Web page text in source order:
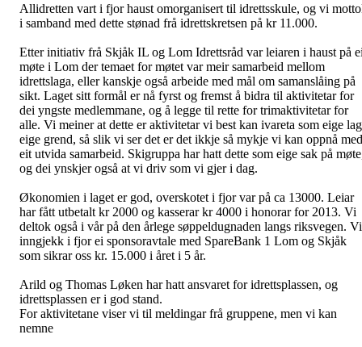
Allidretten vart i fjor haust omorganisert til idrettsskule, og vi
i samband med dette stønad frå idrettskretsen på kr 11.000.
Etter initiativ frå Skjåk IL og Lom Idrettsråd var leiaren i haust på
møte i Lom der temaet for møtet var meir samarbeid mellom
idrettslaga, eller kanskje også arbeide med mål om samanslåing på
sikt. Laget sitt formål er nå fyrst og fremst å bidra til aktivitetar for
dei yngste medlemmane, og å legge til rette for trimaktivitetar for
alle. Vi meiner at dette er aktivitetar vi best kan ivareta som eige
eige grend, så slik vi ser det er det ikkje så mykje vi kan oppnå med
eit utvida samarbeid. Skigruppa har hatt dette som eige sak på
og dei ynskjer også at vi driv som vi gjer i dag.
Økonomien i laget er god, overskotet i fjor var på ca 13000. Leiar
har fått utbetalt kr 2000 og kasserar kr 4000 i honorar for 2013. Vi
deltok også i vår på den årlege søppeldugnaden langs riksvegen. Vi
inngjekk i fjor ei sponsoravtale med SpareBank 1 Lom og Skjåk
som sikrar oss kr. 15.000 i året i 5 år.
Arild og Thomas Løken har hatt ansvaret for idrettsplassen, og
idrettsplassen er i god stand.
For aktivitetane viser vi til meldingar frå gruppene, men vi kan
nemne